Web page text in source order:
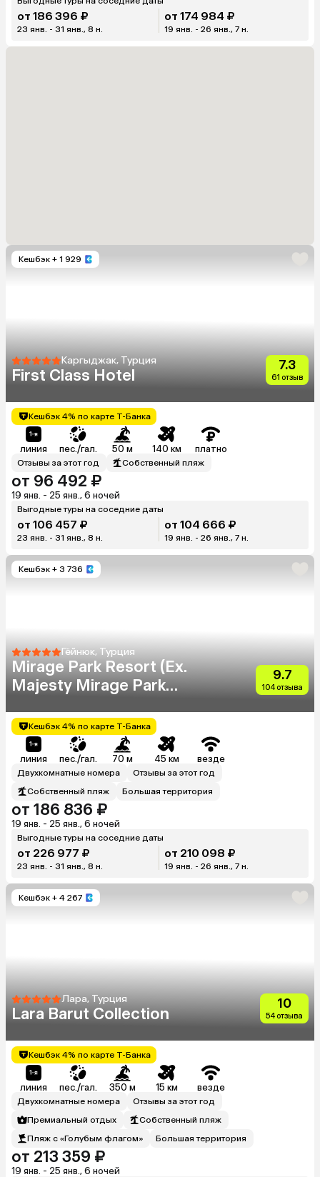
от 186 396 ₽
23 янв. - 31 янв., 8 н.
от 174 984 ₽
19 янв. - 26 янв., 7 н.
Кешбэк + 1 929
Каргыджак, Турция
First Class Hotel
7.3
61 отзыв
Кешбэк 4% по карте Т-Банка
линия пес./гал. 50 м 140 км платно
Отзывы за этот год Собственный пляж
от 96 492 ₽
19 янв. - 25 янв., 6 ночей
Выгодные туры на соседние даты
от 106 457 ₽
23 янв. - 31 янв., 8 н.
от 104 666 ₽
19 янв. - 26 янв., 7 н.
Кешбэк + 3 736
Гёйнюк, Турция
Mirage Park Resort (Ex.
Majesty Mirage Park
9.7
104 отзыва
Кешбэк 4% по карте Т-Банка
линия пес./гал. 70 м 45 км везде
Двухкомнатные номера
Отзывы за этот год
Собственный пляж
Большая территория
от 186 836 ₽
19 янв. - 25 янв., 6 ночей
Выгодные туры на соседние даты
от 226 977 ₽
23 янв. - 31 янв., 8 н.
от 210 098 ₽
19 янв. - 26 янв., 7 н.
Кешбэк + 4 267
Лара, Турция
Lara Barut Collection
10
54 отзыва
Кешбэк 4% по карте Т-Банка
линия пес./гал. 350 м 15 км везде
Двухкомнатные номера
Отзывы за этот год
Премиальный отдых
Собственный пляж
Пляж с «Голубым флагом»
Большая территория
от 213 359 ₽
19 янв. - 25 янв., 6 ночей